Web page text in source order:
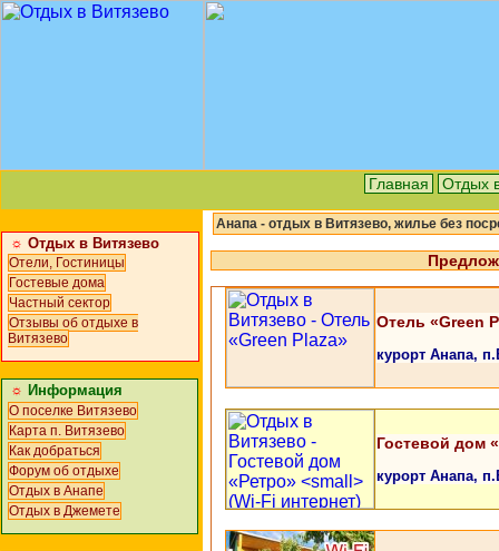
Главная Отдых
☼ Отдых в Витязево
Отели, Гостиницы
Гостевые дома
Частный сектор
Отзывы об отдыхе в
Витязево
☼ Информация
О поселке Витязево
Карта п. Витязево
Как добраться
Форум об отдыхе
Отдых в Анапе
Отдых в Джемете
Анапа - отдых в Витязево, жилье без
Отель «Green
курорт Анапа,
Гостевой дом
курорт Анапа,